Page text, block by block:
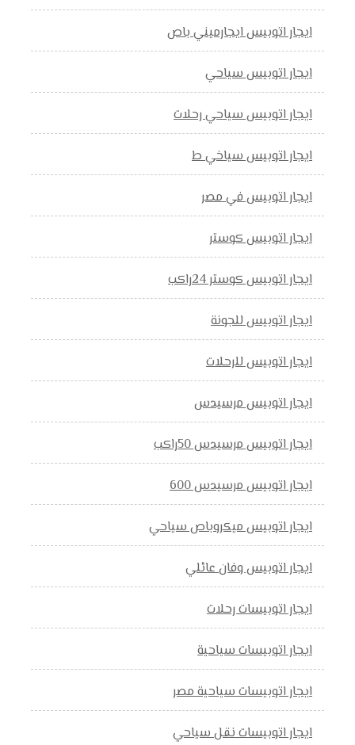
ايجار اتوبيس ايجارميني باص
ايجار اتوبيس سياحي
ايجار اتوبيس سياحي رحلات
ايجار اتوبيس سياخي ط
ايجار اتوبيس في مصر
ايجار اتوبيس كوستر
ايجار اتوبيس كوستر 24راكب
ايجار اتوبيس للجونة
ايجار اتوبيس للرحلات
ايجار اتوبيس مرسيدس
ايجار اتوبيس مرسيدس 50راكب
ايجار اتوبيس مرسيدس 600
ايجار اتوبيس ميكروباص سياحي
ايجار اتوبيس وفان عائلي
ايجار اتوبيسات رحلات
ايجار اتوبيسات سياحية
ايجار اتوبيسات سياحية مصر
ايجار اتوبيسات نقل سياحي